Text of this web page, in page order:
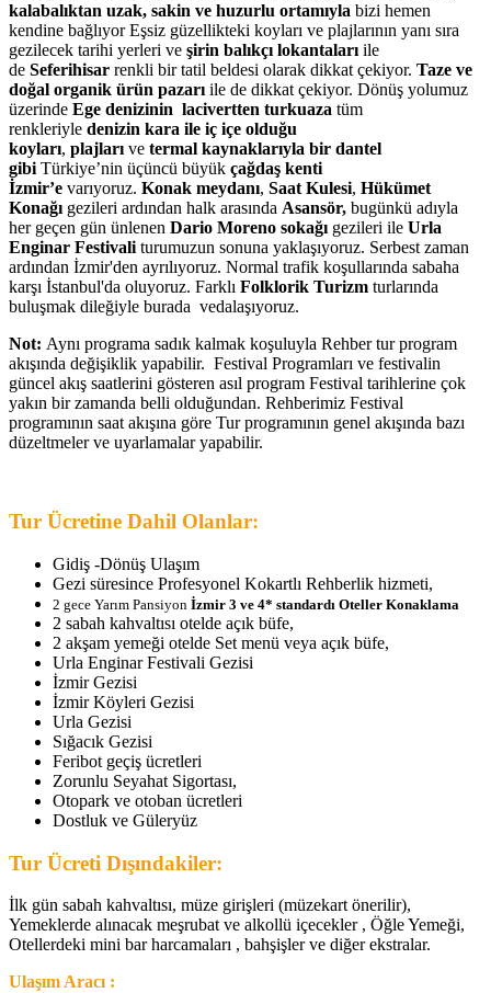
kalabalıktan uzak, sakin ve huzurlu ortamıyla bizi hemen
kendine bağlıyor Eşsiz güzellikteki koyları ve plajlarının yanı sıra
gezilecek tarihi yerleri ve şirin balıkçı lokantaları ile
de Seferihisar renkli bir tatil beldesi olarak dikkat çekiyor. Taze ve
doğal organik ürün pazarı ile de dikkat çekiyor. Dönüş yolumuz
üzerinde Ege denizinin lacivertten turkuaza tüm
renkleriyle denizin kara ile iç içe olduğu
koyları, plajları ve termal kaynaklarıyla bir dantel
gibi Türkiye’nin üçüncü büyük çağdaş kenti
İzmir’e varıyoruz. Konak meydanı, Saat Kulesi, Hükümet
Konağı gezileri ardından halk arasında Asansör, bugünkü adıyla
her geçen gün ünlenen Dario Moreno sokağı gezileri ile Urla
Enginar Festivali turumuzun sonuna yaklaşıyoruz. Serbest zaman
ardından İzmir'den ayrılıyoruz. Normal trafik koşullarında sabaha
karşı İstanbul'da oluyoruz. Farklı Folklorik Turizm turlarında
buluşmak dileğiyle burada vedalaşıyoruz.
Not: Aynı programa sadık kalmak koşuluyla Rehber tur program
akışında değişiklik yapabilir. Festival Programları ve festivalin
güncel akış saatlerini gösteren asıl program Festival tarihlerine çok
yakın bir zamanda belli olduğundan. Rehberimiz Festival
programının saat akışına göre Tur programının genel akışında bazı
düzeltmeler ve uyarlamalar yapabilir.
Tur Ücretine Dahil Olanlar:
Gidiş -Dönüş Ulaşım
Gezi süresince Profesyonel Kokartlı Rehberlik hizmeti,
2 gece Yarım Pansiyon İzmir 3 ve 4* standardı Oteller Konaklama
2 sabah kahvaltısı otelde açık büfe,
2 akşam yemeği otelde Set menü veya açık büfe,
Urla Enginar Festivali Gezisi
İzmir Gezisi
İzmir Köyleri Gezisi
Urla Gezisi
Sığacık Gezisi
Feribot geçiş ücretleri
Zorunlu Seyahat Sigortası,
Otopark ve otoban ücretleri
Dostluk ve Güleryüz
Tur Ücreti Dışındakiler:
İlk gün sabah kahvaltısı, müze girişleri (müzekart önerilir),
Yemeklerde alınacak meşrubat ve alkollü içecekler , Öğle Yemeği,
Otellerdeki mini bar harcamaları , bahşişler ve diğer ekstralar.
Ulaşım Aracı :